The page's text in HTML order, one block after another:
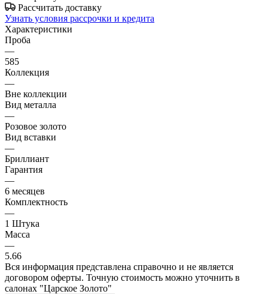
Рассчитать доставку
Узнать условия рассрочки и кредита
Характеристики
Проба
—
585
Коллекция
—
Вне коллекции
Вид металла
—
Розовое золото
Вид вставки
—
Бриллиант
Гарантия
—
6 месяцев
Комплектность
—
1 Штука
Масса
—
5.66
Вся информация представлена справочно и не является
договором оферты. Точную стоимость можно уточнить в
салонах "Царское Золото"